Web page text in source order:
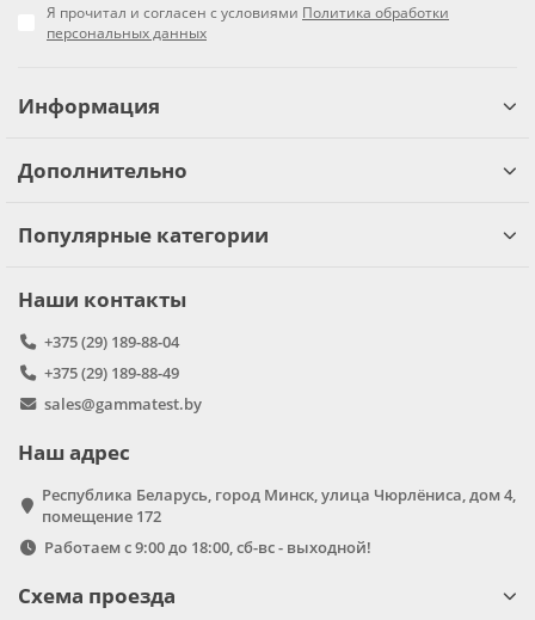
Я прочитал и согласен с условиями Политика обработки
персональных данных
Информация
Дополнительно
Популярные категории
Наши контакты
+375 (29) 189-88-04
+375 (29) 189-88-49
sales@gammatest.by
Наш адрес
Республика Беларусь, город Минск, улица Чюрлёниса, дом 4,
помещение 172
Работаем с 9:00 до 18:00, сб-вс - выходной!
Схема проезда